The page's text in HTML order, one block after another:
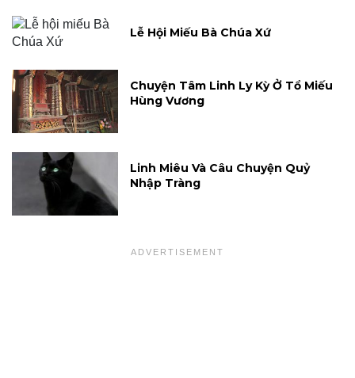
Lễ Hội Miếu Bà Chúa Xứ
Chuyện Tâm Linh Ly Kỳ Ở Tổ Miếu
Hùng Vương
Linh Miêu Và Câu Chuyện Quỷ
Nhập Tràng